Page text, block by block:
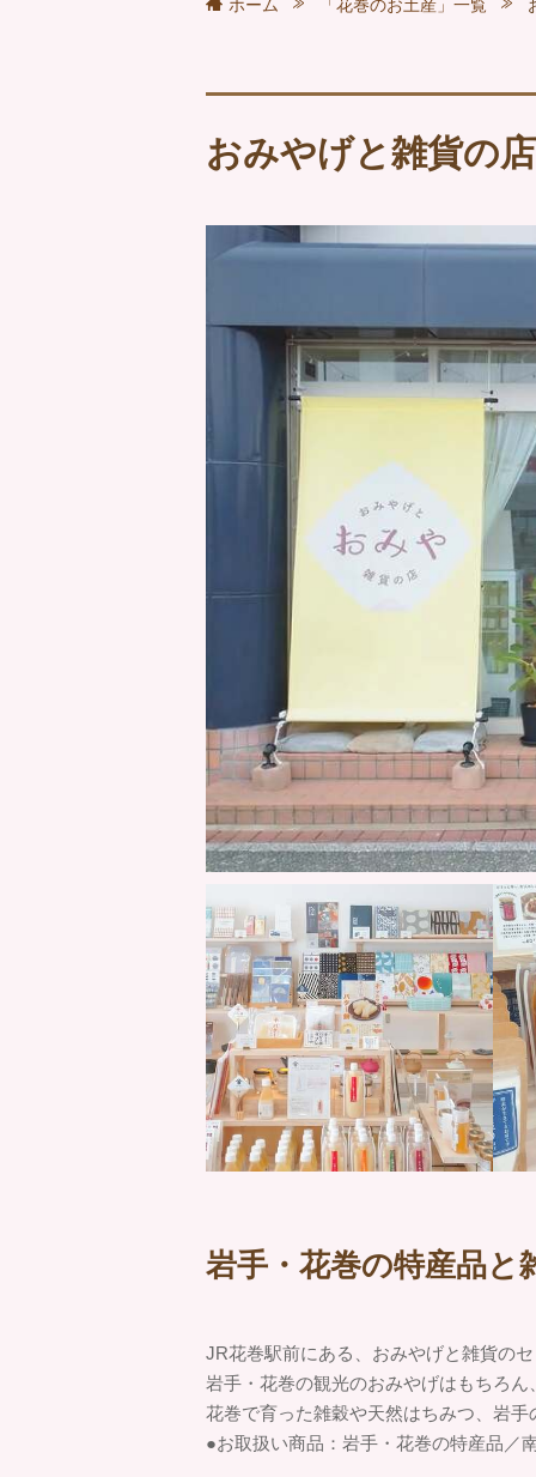
ホーム 「花巻のお土産」一覧
おみやげと雑貨の
岩手・花巻の特産品と
JR花巻駅前にある、おみやげと雑貨の
岩手・花巻の観光のおみやげはもちろ
花巻で育った雑穀や天然はちみつ、岩
●お取扱い商品：岩手・花巻の特産品